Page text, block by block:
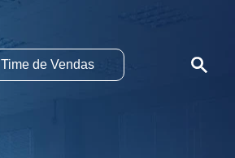
Time de Vendas